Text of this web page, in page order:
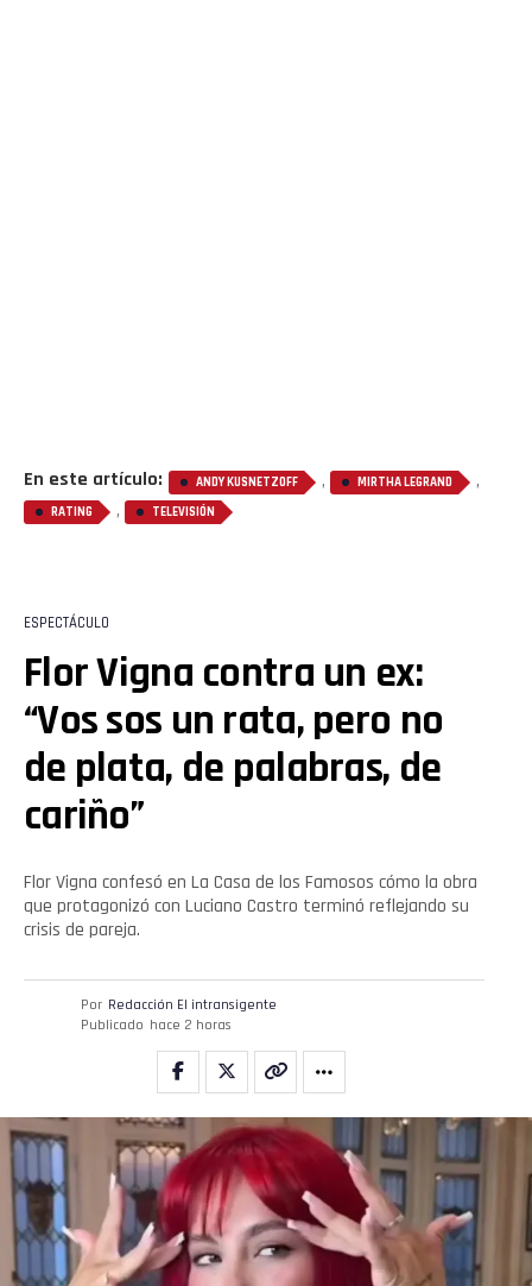
En este artículo: ANDY KUSNETZOFF , MIRTHA LEGRAND ,
RATING , TELEVISIÓN
ESPECTÁCULO
Flor Vigna contra un ex:
“Vos sos un rata, pero no
de plata, de palabras, de
cariño”
Flor Vigna confesó en La Casa de los Famosos cómo la obra
que protagonizó con Luciano Castro terminó reflejando su
crisis de pareja.
Por Redacción El intransigente
Publicado hace 2 horas